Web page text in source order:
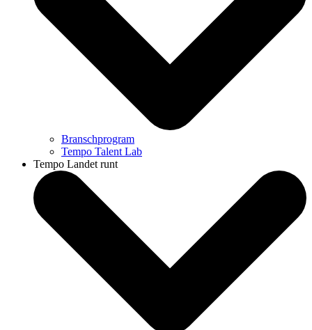
Branschprogram
Tempo Talent Lab
Tempo Landet runt